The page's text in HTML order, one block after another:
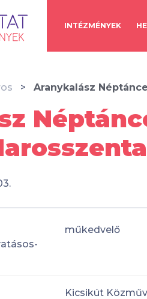
INTÉZMÉNYEK
Aranykalász
műkedvelő
Kicsikút